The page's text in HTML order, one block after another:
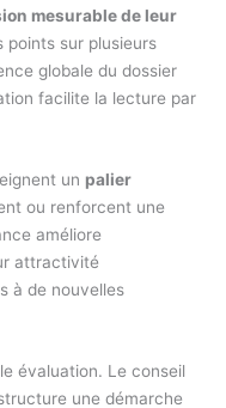
mesurable de leur
points sur plusieurs
globale du dossier
facilite la lecture par
un palier
ou renforcent une
améliore
attractivité
à de nouvelles
évaluation. Le conseil
une démarche